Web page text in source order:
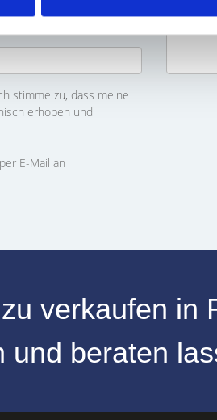
stimme zu, dass meine
erhoben und
E-Mail an
verkaufen in
und beraten